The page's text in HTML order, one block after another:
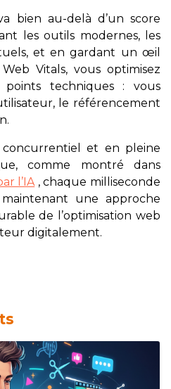
bien au-delà d’un score
les outils modernes, les
et en gardant un œil
Vitals, vous optimisez
techniques : vous
le référencement
et en pleine
comme montré dans
l’IA, chaque milliseconde
une approche
de l’optimisation web
digitalement.